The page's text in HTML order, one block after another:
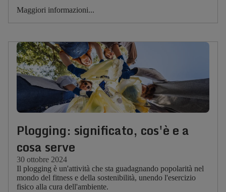
Maggiori informazioni...
Plogging: significato, cos'è e a
cosa serve
30 ottobre 2024
Il plogging è un'attività che sta guadagnando popolarità nel
mondo del fitness e della sostenibilità, unendo l'esercizio
fisico alla cura dell'ambiente.